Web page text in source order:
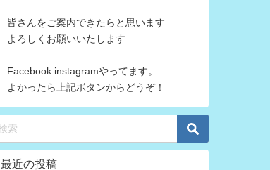
皆さんをご案内できたらと思います
よろしくお願いいたします
Facebook instagramやってます。
よかったら上記ボタンからどうぞ！
最近の投稿